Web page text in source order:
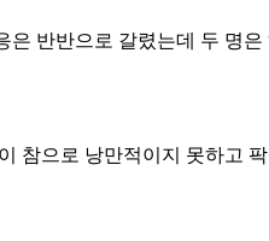
반반으로 갈렸는데 두 명
참으로 낭만적이지 못하고